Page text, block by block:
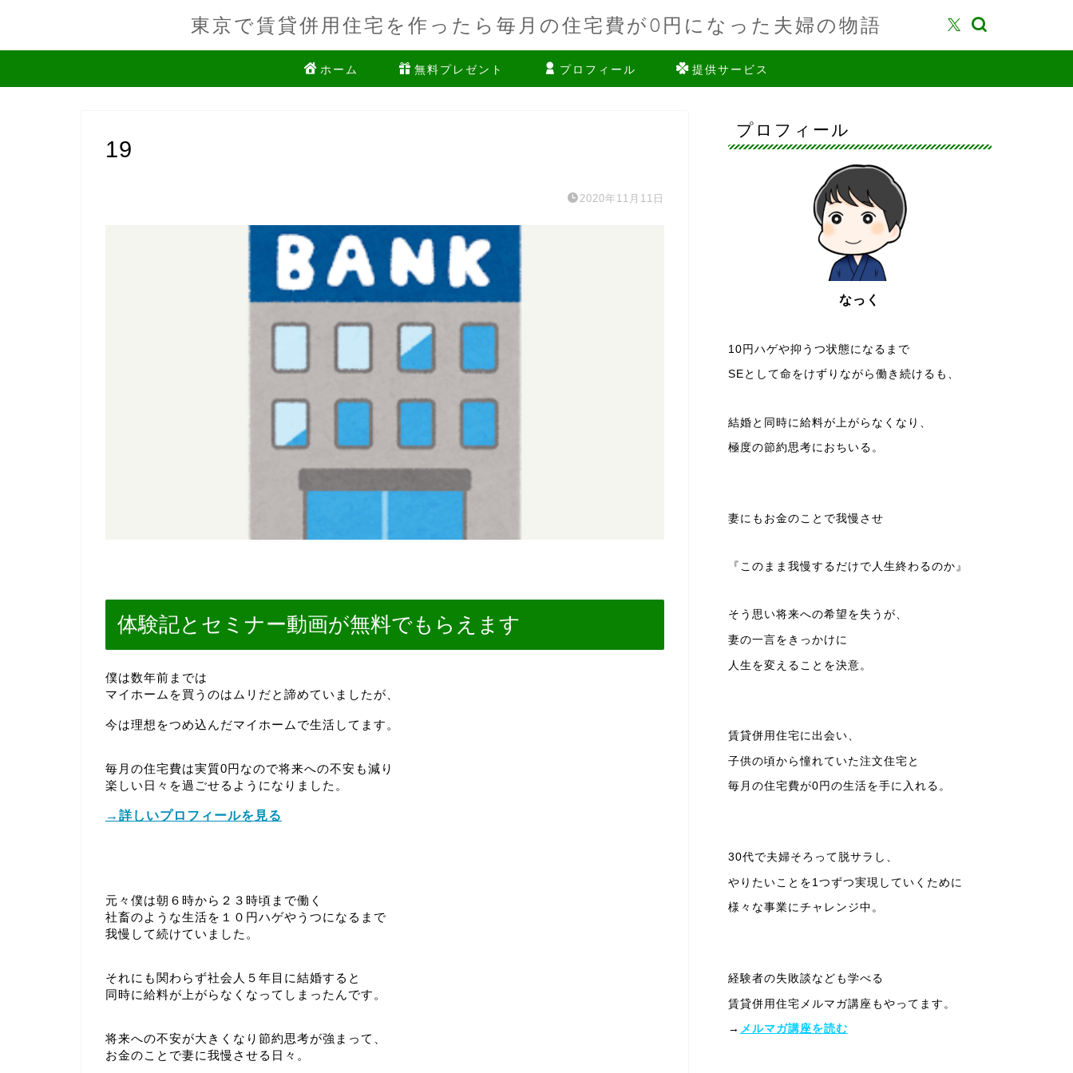
東京で賃貸併用住宅を作ったら毎月の住宅費が0円になった夫婦の物語
ホーム 無料プレゼント プロフィール 提供サービス
19
2020年11月11日
体験記とセミナー動画が無料でもらえます
僕は数年前までは
マイホームを買うのはムリだと諦めていましたが、
今は理想をつめ込んだマイホームで生活してます。
毎月の住宅費は実質0円なので将来への不安も減り
楽しい日々を過ごせるようになりました。
→詳しいプロフィールを見る
元々僕は朝６時から２３時頃まで働く
社畜のような生活を１０円ハゲやうつになるまで
我慢して続けていました。
それにも関わらず社会人５年目に結婚すると
同時に給料が上がらなくなってしまったんです。
将来への不安が大きくなり節約思考が強まって、
お金のことで妻に我慢させる日々。
プロフィール
なっく
10円ハゲや抑うつ状態になるまで
SEとして命をけずりながら働き続けるも、
結婚と同時に給料が上がらなくなり、
極度の節約思考におちいる。
妻にもお金のことで我慢させ
『このまま我慢するだけで人生終わるのか』
そう思い将来への希望を失うが、
妻の一言をきっかけに
人生を変えることを決意。
賃貸併用住宅に出会い、
子供の頃から憧れていた注文住宅と
毎月の住宅費が0円の生活を手に入れる。
30代で夫婦そろって脱サラし、
やりたいことを1つずつ実現していくために
様々な事業にチャレンジ中。
経験者の失敗談なども学べる
賃貸併用住宅メルマガ講座もやってます。
→ メルマガ講座を読む